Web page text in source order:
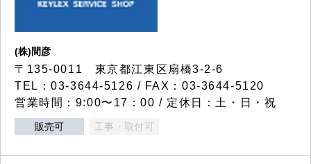
(株)間彦
〒135-0011 東京都江東区扇橋3-2-6
TEL：03-3644-5126 / FAX：03-3644-5120
営業時間：9:00〜17：00 / 定休日：土・日・祝
販売可 工事・取付可